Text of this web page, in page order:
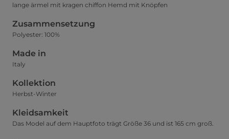
lange ärmel mit kragen chiffon Hemd mit Knöpfen
Zusammensetzung
Polyester: 100%
Made in
Italy
Kollektion
Herbst-Winter
Kleidsamkeit
Das Model auf dem Hauptfoto trägt Größe 36 und ist 165 cm groß.